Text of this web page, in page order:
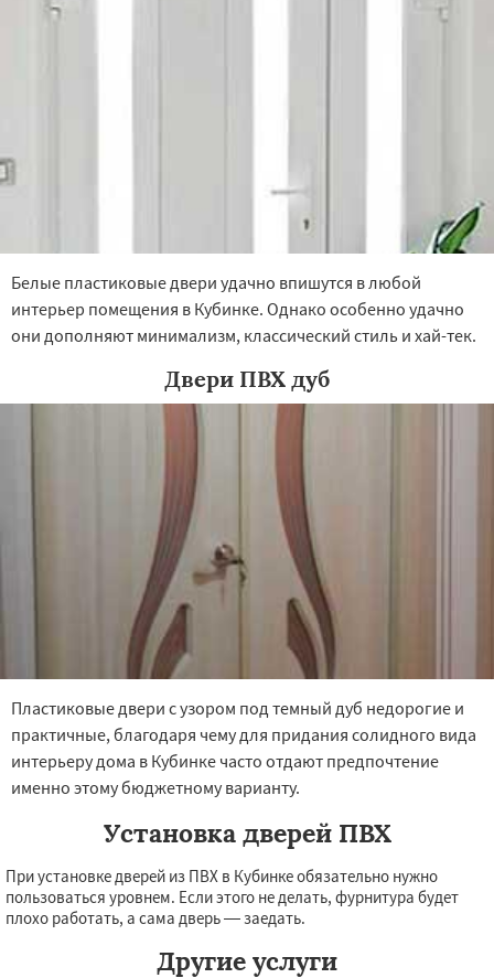
Белые пластиковые двери удачно впишутся в любой
интерьер помещения в Кубинке. Однако особенно удачно
они дополняют минимализм, классический стиль и хай-тек.
Двери ПВХ дуб
Пластиковые двери с узором под темный дуб недорогие и
практичные, благодаря чему для придания солидного вида
интерьеру дома в Кубинке часто отдают предпочтение
именно этому бюджетному варианту.
Установка дверей ПВХ
При установке дверей из ПВХ в Кубинке обязательно нужно
пользоваться уровнем. Если этого не делать, фурнитура будет
плохо работать, а сама дверь — заедать.
Другие услуги